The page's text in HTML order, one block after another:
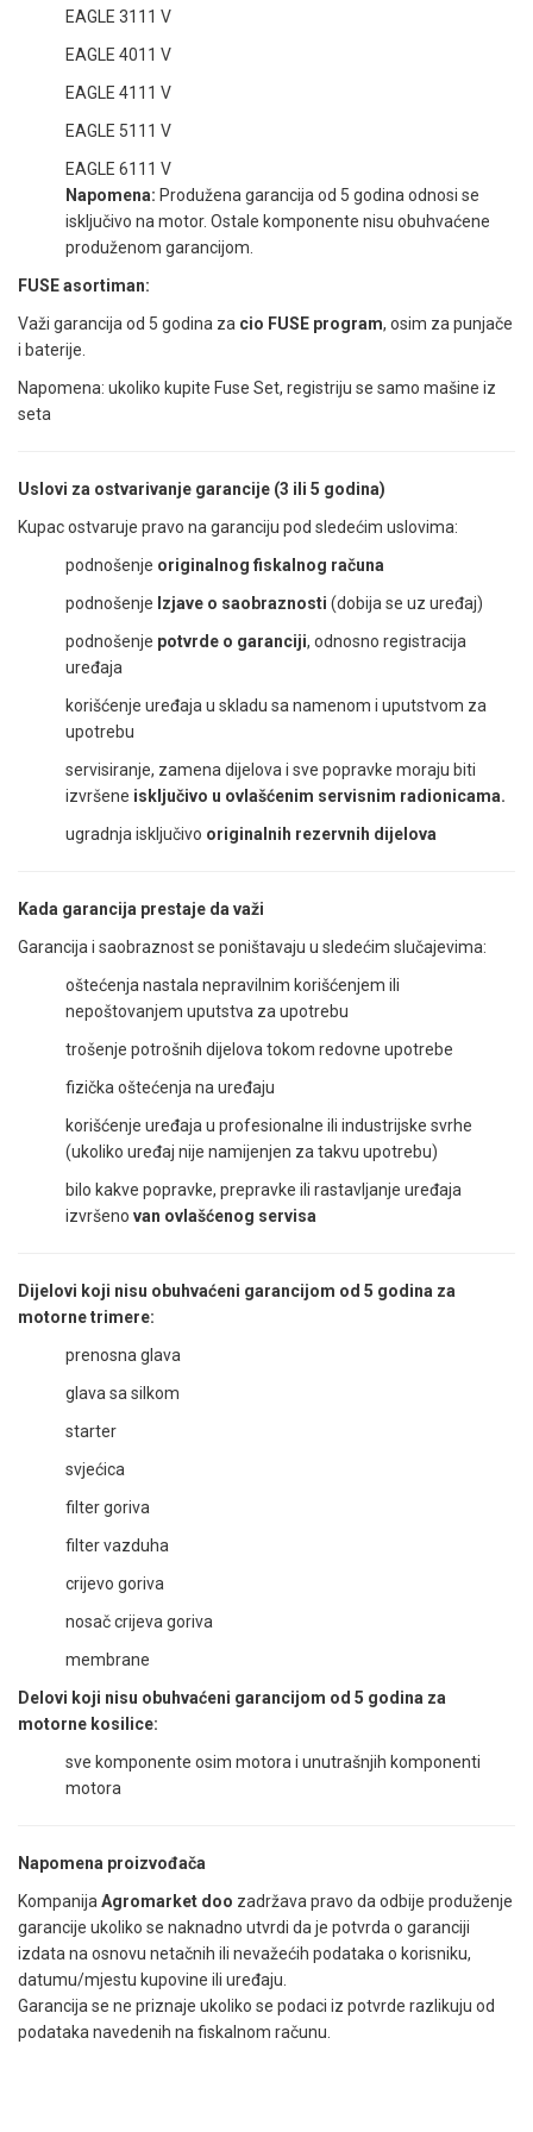
EAGLE 3111 V
EAGLE 4011 V
EAGLE 4111 V
EAGLE 5111 V
EAGLE 6111 V
Napomena: Produžena garancija od 5 godina odnosi se
isključivo na motor. Ostale komponente nisu obuhvaćene
produženom garancijom.
FUSE asortiman:
Važi garancija od 5 godina za cio FUSE program, osim za punjače
i baterije.
Napomena: ukoliko kupite Fuse Set, registriju se samo mašine iz
seta
Uslovi za ostvarivanje garancije (3 ili 5 godina)
Kupac ostvaruje pravo na garanciju pod sledećim uslovima:
podnošenje originalnog fiskalnog računa
podnošenje Izjave o saobraznosti (dobija se uz uređaj)
podnošenje potvrde o garanciji, odnosno registracija
uređaja
korišćenje uređaja u skladu sa namenom i uputstvom za
upotrebu
servisiranje, zamena dijelova i sve popravke moraju biti
izvršene isključivo u ovlašćenim servisnim radionicama.
ugradnja isključivo originalnih rezervnih dijelova
Kada garancija prestaje da važi
Garancija i saobraznost se poništavaju u sledećim slučajevima:
oštećenja nastala nepravilnim korišćenjem ili
nepoštovanjem uputstva za upotrebu
trošenje potrošnih dijelova tokom redovne upotrebe
fizička oštećenja na uređaju
korišćenje uređaja u profesionalne ili industrijske svrhe
(ukoliko uređaj nije namijenjen za takvu upotrebu)
bilo kakve popravke, prepravke ili rastavljanje uređaja
izvršeno van ovlašćenog servisa
Dijelovi koji nisu obuhvaćeni garancijom od 5 godina za
motorne trimere:
prenosna glava
glava sa silkom
starter
svjećica
filter goriva
filter vazduha
crijevo goriva
nosač crijeva goriva
membrane
Delovi koji nisu obuhvaćeni garancijom od 5 godina za
motorne kosilice:
sve komponente osim motora i unutrašnjih komponenti
motora
Napomena proizvođača
Kompanija Agromarket doo zadržava pravo da odbije produženje
garancije ukoliko se naknadno utvrdi da je potvrda o garanciji
izdata na osnovu netačnih ili nevažećih podataka o korisniku,
datumu/mjestu kupovine ili uređaju.
Garancija se ne priznaje ukoliko se podaci iz potvrde razlikuju od
podataka navedenih na fiskalnom računu.